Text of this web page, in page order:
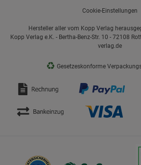
Cookie-Einstellungen
Hersteller aller vom Kopp Verlag
Kopp Verlag e.K. - Bertha-Benz-Str. 10 - 72108
verlag.de
♻ Gesetzeskonforme